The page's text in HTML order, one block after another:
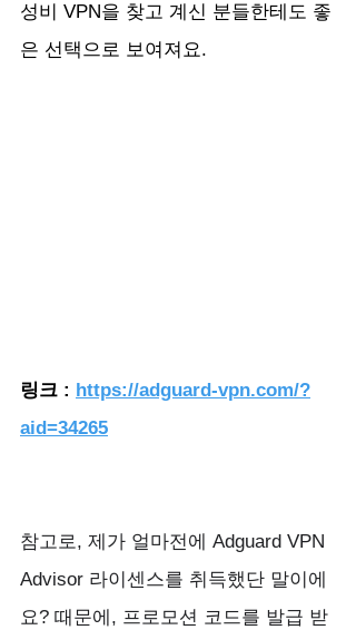
성비 VPN을 찾고 계신 분들한테도 좋
은 선택으로 보여져요.
링크 : https://adguard-vpn.com/?
aid=34265
참고로, 제가 얼마전에 Adguard VPN
Advisor 라이센스를 취득했단 말이에
요? 때문에, 프로모션 코드를 발급 받